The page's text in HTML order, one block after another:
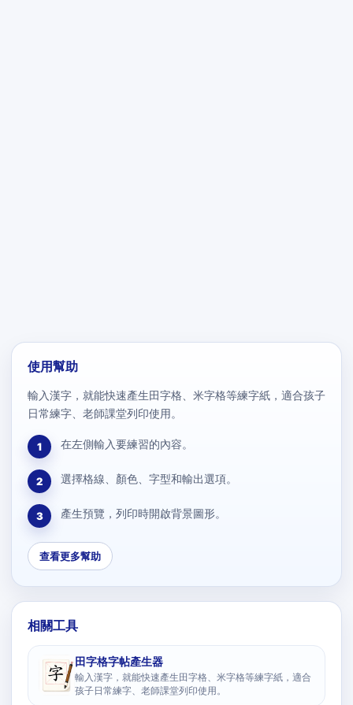
使用幫助
輸入漢字，就能快速產生田字格、米字格等練字紙，適合孩子
日常練字、老師課堂列印使用。
1 在左側輸入要練習的內容。
2 選擇格線、顏色、字型和輸出選項。
3 產生預覽，列印時開啟背景圖形。
查看更多幫助
相關工具
田字格字帖產生器
輸入漢字，就能快速產生田字格、米字格等練字紙，適合
孩子日常練字、老師課堂列印使用。